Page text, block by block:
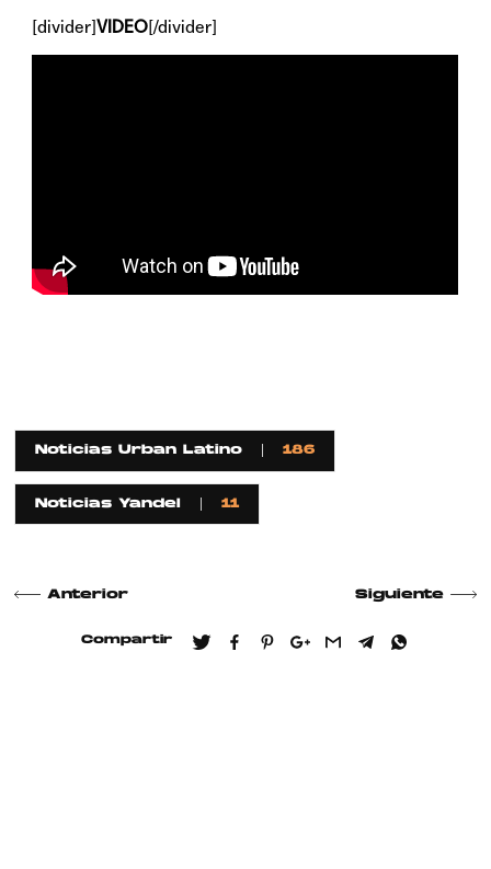
[divider]VIDEO[/divider]
Noticias Urban Latino 186
Noticias Yandel 11
Anterior Siguiente
Compartir